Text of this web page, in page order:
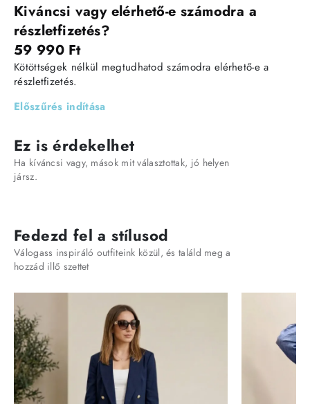
Kiváncsi vagy elérhető-e számodra a
részletfizetés?
59 990 Ft
Kötöttségek nélkül megtudhatod számodra elérhető-e a
részletfizetés.
Előszűrés indítása
Ez is érdekelhet
Ha kíváncsi vagy, mások mit választottak, jó helyen
jársz.
Fedezd fel a stílusod
Válogass inspiráló outfiteink közül, és találd meg a
hozzád illő szettet